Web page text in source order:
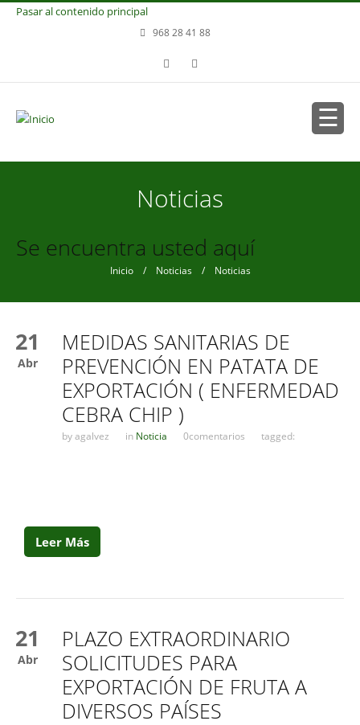
Pasar al contenido principal
968 28 41 88
Noticias
Se encuentra usted aquí
Inicio/ Noticias/ Noticias
21
Abr
MEDIDAS SANITARIAS DE
PREVENCIÓN EN PATATA DE
EXPORTACIÓN ( ENFERMEDAD
CEBRA CHIP )
byagalvez in Noticia 0comentarios tagged:
Leer Más
21
Abr
PLAZO EXTRAORDINARIO
SOLICITUDES PARA
EXPORTACIÓN DE FRUTA A
DIVERSOS PAÍSES